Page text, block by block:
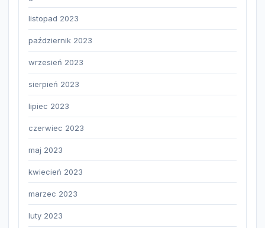
listopad 2023
październik 2023
wrzesień 2023
sierpień 2023
lipiec 2023
czerwiec 2023
maj 2023
kwiecień 2023
marzec 2023
luty 2023